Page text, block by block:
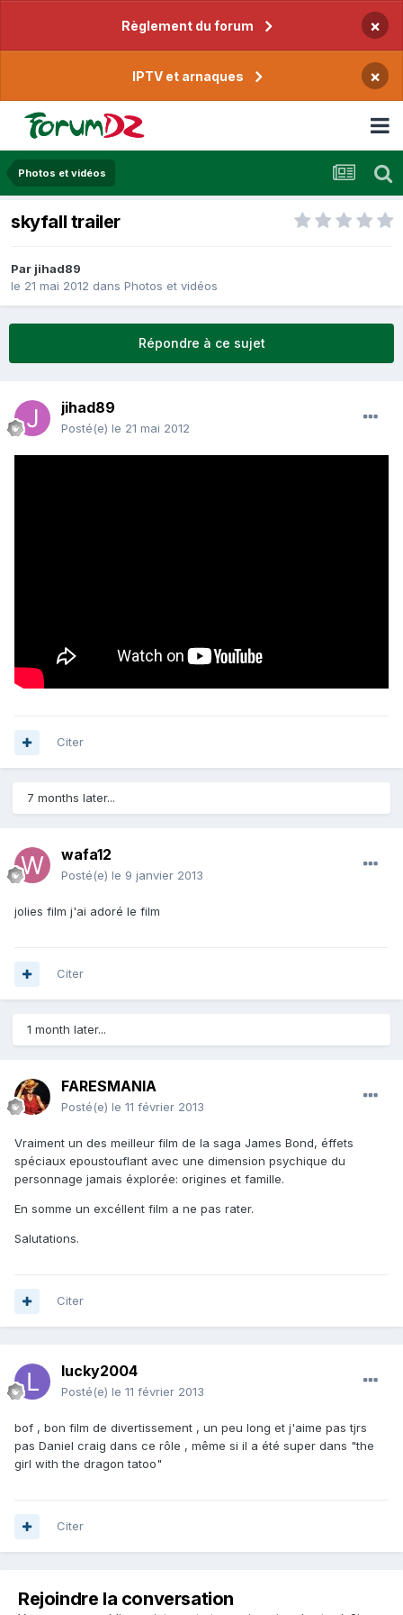
Règlement du forum ×
IPTV et arnaques ×
Photos et vidéos
skyfall trailer
Par jihad89
le 21 mai 2012 dans Photos et vidéos
Répondre à ce sujet
jihad89
Posté(e) le 21 mai 2012
Citer
7 months later...
wafa12
Posté(e) le 9 janvier 2013
jolies film j'ai adoré le film
Citer
1 month later...
FARESMANIA
Posté(e) le 11 février 2013
Vraiment un des meilleur film de la saga James Bond, éffets
spéciaux epoustouflant avec une dimension psychique du
personnage jamais éxplorée: origines et famille.
En somme un excéllent film a ne pas rater.
Salutations.
Citer
lucky2004
Posté(e) le 11 février 2013
bof , bon film de divertissement , un peu long et j'aime pas tjrs
pas Daniel craig dans ce rôle , même si il a été super dans "the
girl with the dragon tatoo"
Citer
Rejoindre la conversation